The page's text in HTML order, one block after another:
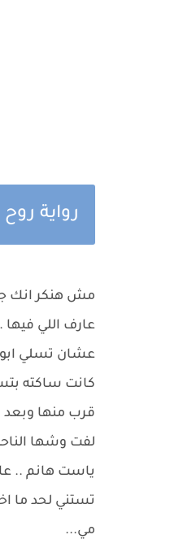
رواية
مش هنكر انك
عارف اللي
عشان تسلي
كانت ساكته
قرب منها
لفت وشها
ياست هانم ..
تستني لحد
مي...